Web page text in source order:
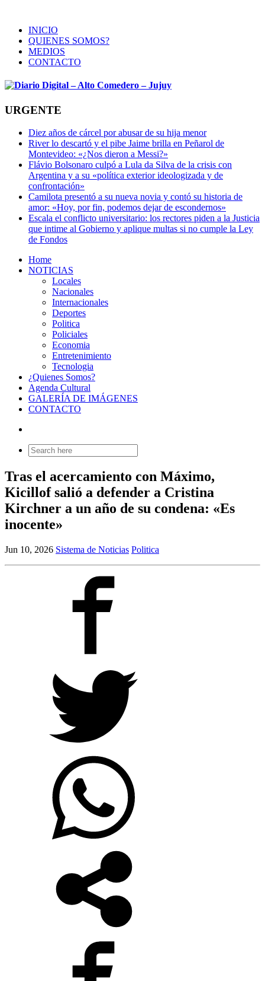
INICIO
QUIENES SOMOS?
MEDIOS
CONTACTO
URGENTE
Diez años de cárcel por abusar de su hija menor
River lo descartó y el pibe Jaime brilla en Peñarol de
Montevideo: «¿Nos dieron a Messi?»
Flávio Bolsonaro culpó a Lula da Silva de la crisis con
Argentina y a su «política exterior ideologizada y de
confrontación»
Camilota presentó a su nueva novia y contó su historia de
amor: «Hoy, por fin, podemos dejar de escondernos»
Escala el conflicto universitario: los rectores piden a la Justicia
que intime al Gobierno y aplique multas si no cumple la Ley
de Fondos
Home
NOTICIAS
Locales
Nacionales
Internacionales
Deportes
Politica
Policiales
Economia
Entretenimiento
Tecnologia
¿Quienes Somos?
Agenda Cultural
GALERÍA DE IMÁGENES
CONTACTO
Search
for:
Tras el acercamiento con Máximo,
Kicillof salió a defender a Cristina
Kirchner a un año de su condena: «Es
inocente»
Jun 10, 2026 Sistema de Noticias Politica